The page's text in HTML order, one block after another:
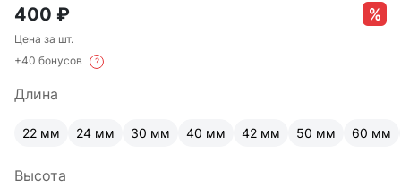
400 ₽
Цена за шт.
+40 бонусов
?
Длина
22 мм 24 мм 30 мм 40 мм 42 мм 50 мм 60 мм
Высота